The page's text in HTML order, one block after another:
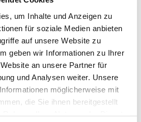
um Inhalte und Anzeigen zu
für soziale Medien anbieten
auf unsere Website zu
geben wir Informationen zu Ihrer
an unsere Partner für
und Analysen weiter. Unsere
möglicherweise mit
die Sie ihnen bereitgestellt
bieten Anleihen
und hoher Bonität –
– ein denkbar
Risiko-Profil. Ihre einzige
nämlich die kurzfristig
mit Aktien, könnte zwar im
der Situation im Nahen
führen, langfristig
auf dem aktuellen